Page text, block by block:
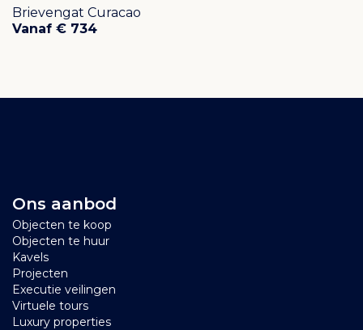
Brievengat Curacao
Vanaf € 734
Ons aanbod
Objecten te koop
Objecten te huur
Kavels
Projecten
Executie veilingen
Virtuele tours
Luxury properties